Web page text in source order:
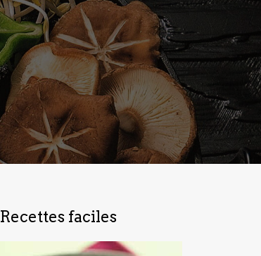
Recettes faciles